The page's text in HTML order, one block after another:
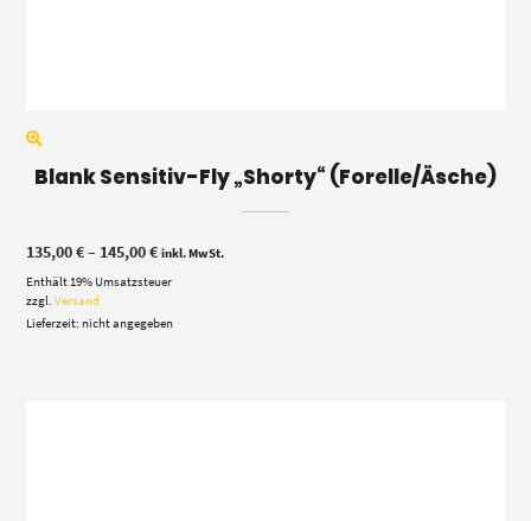
Blank Sensitiv-Fly „Shorty“ (Forelle/Äsche)
135,00€– 145,00€Preisspanne:
bis
inkl. MwSt.
Enthält 19% Umsatzsteuer
zzgl.Versand
Lieferzeit: nicht angegeben